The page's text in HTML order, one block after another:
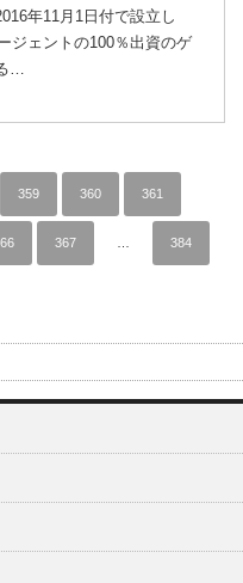
年11月1日付で設立し
ジェントの100％出資のゲ
…
359 360 361
367 384